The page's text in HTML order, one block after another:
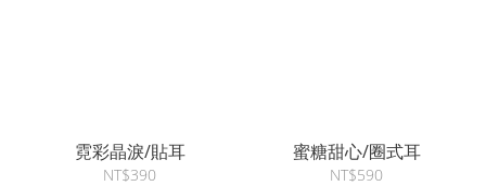
霓彩晶淚/貼耳
NT$390
蜜糖甜心/圈式耳
NT$590